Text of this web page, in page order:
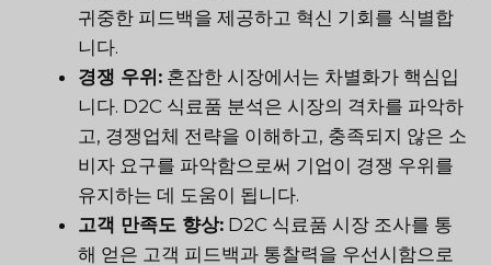
귀중한 피드백을 제공하고 혁신 기회를 식별합
니다.
경쟁 우위: 혼잡한 시장에서는 차별화가 핵심입
니다. D2C 식료품 분석은 시장의 격차를 파악하
고, 경쟁업체 전략을 이해하고, 충족되지 않은 소
비자 요구를 파악함으로써 기업이 경쟁 우위를
유지하는 데 도움이 됩니다.
고객 만족도 향상: D2C 식료품 시장 조사를 통
해 얻은 고객 피드백과 통찰력을 우선시함으로